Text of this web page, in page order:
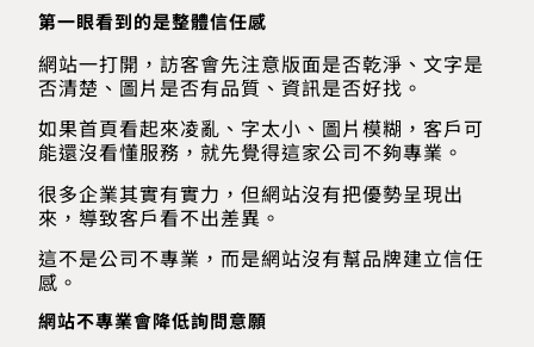
第一眼看到的是整體信任感
網站一打開，訪客會先注意版面是否乾淨、文字是
否清楚、圖片是否有品質、資訊是否好找。
如果首頁看起來凌亂、字太小、圖片模糊，客戶可
能還沒看懂服務，就先覺得這家公司不夠專業。
很多企業其實有實力，但網站沒有把優勢呈現出
來，導致客戶看不出差異。
這不是公司不專業，而是網站沒有幫品牌建立信任
感。
網站不專業會降低詢問意願